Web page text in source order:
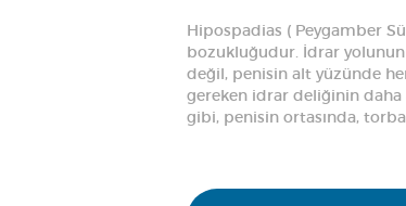
Hipospadias ( Peygamber
bozukluğudur. İdrar yolunun
değil, penisin alt yüzünde
gereken idrar deliğinin daha
gibi, penisin ortasında,